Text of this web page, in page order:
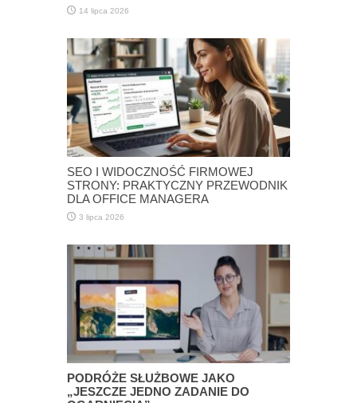
14 lipca 2026
SEO I WIDOCZNOŚĆ FIRMOWEJ
STRONY: PRAKTYCZNY PRZEWODNIK
DLA OFFICE MANAGERA
3 lipca 2026
PODRÓŻE SŁUŻBOWE JAKO
„JESZCZE JEDNO ZADANIE DO